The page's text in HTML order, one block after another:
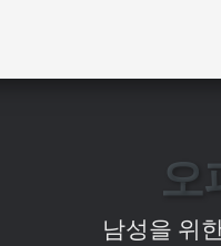
오
남성을 위